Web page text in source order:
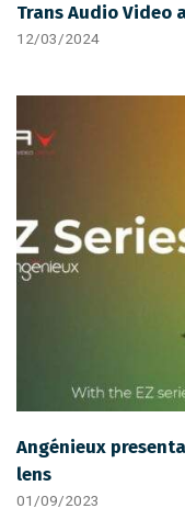
Trans Audio Video
12/03/2024
Angénieux
lens
01/09/2023